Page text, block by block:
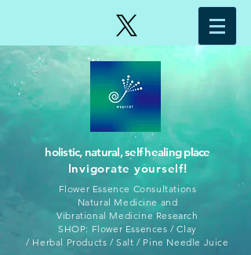
holistic, natural, self healing place
Invigorate yourself!
Flower Essence Consultations
Natural Medicine and
Vibrational Medicine Research
SHOP: Flower Essences / Clay
/ Herbal Products / Salt / Pine Needle Juice